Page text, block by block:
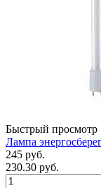
Быстрый просмотр
Лампа
245 руб.
230.30 руб.